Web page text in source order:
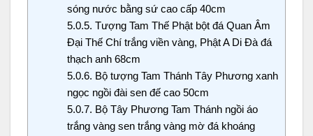
sóng nước bằng sứ cao cấp 40cm
5.0.5. Tượng Tam Thế Phật bột đá Quan Âm
Đại Thế Chí trắng viền vàng, Phật A Di Đà đá
thạch anh 68cm
5.0.6. Bộ tượng Tam Thánh Tây Phương xanh
ngọc ngồi đài sen đế cao 50cm
5.0.7. Bộ Tây Phương Tam Thánh ngồi áo
trắng vàng sen trắng vàng mờ đá khoáng